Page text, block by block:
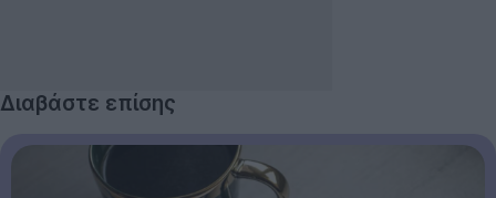
Διαβάστε επίσης